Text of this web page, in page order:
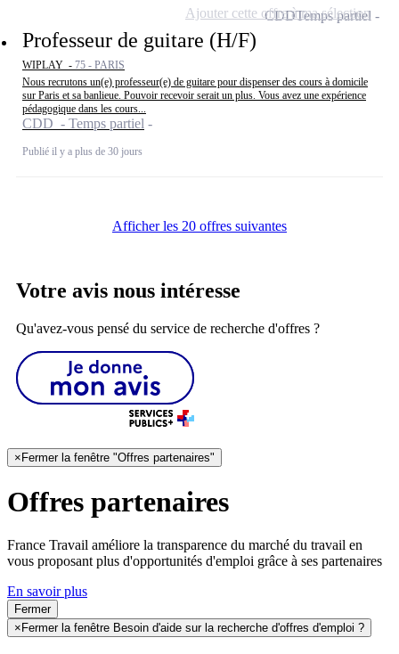
Professeur de guitare (H/F)
WIPLAY - 75 - PARIS
Nous recrutons un(e) professeur(e) de guitare pour dispenser des cours à domicile
sur Paris et sa banlieue. Pouvoir recevoir serait un plus. Vous avez une expérience
pédagogique dans les cours...
CDD - Temps partiel
Publié il y a plus de 30 jours
CDDTemps partiel
Ajouter cette offre à ma sélection
Afficher les 20 offres suivantes
Votre avis nous intéresse
Qu'avez-vous pensé du service de recherche d'offres ?
×Fermer la fenêtre "Offres partenaires"
Offres partenaires
France Travail améliore la transparence du marché du travail en
vous proposant plus d'opportunités d'emploi grâce à ses partenaires
En savoir plus
Fermer
× Fermer la fenêtre Besoin d'aide sur la recherche d'offres d'emploi ?